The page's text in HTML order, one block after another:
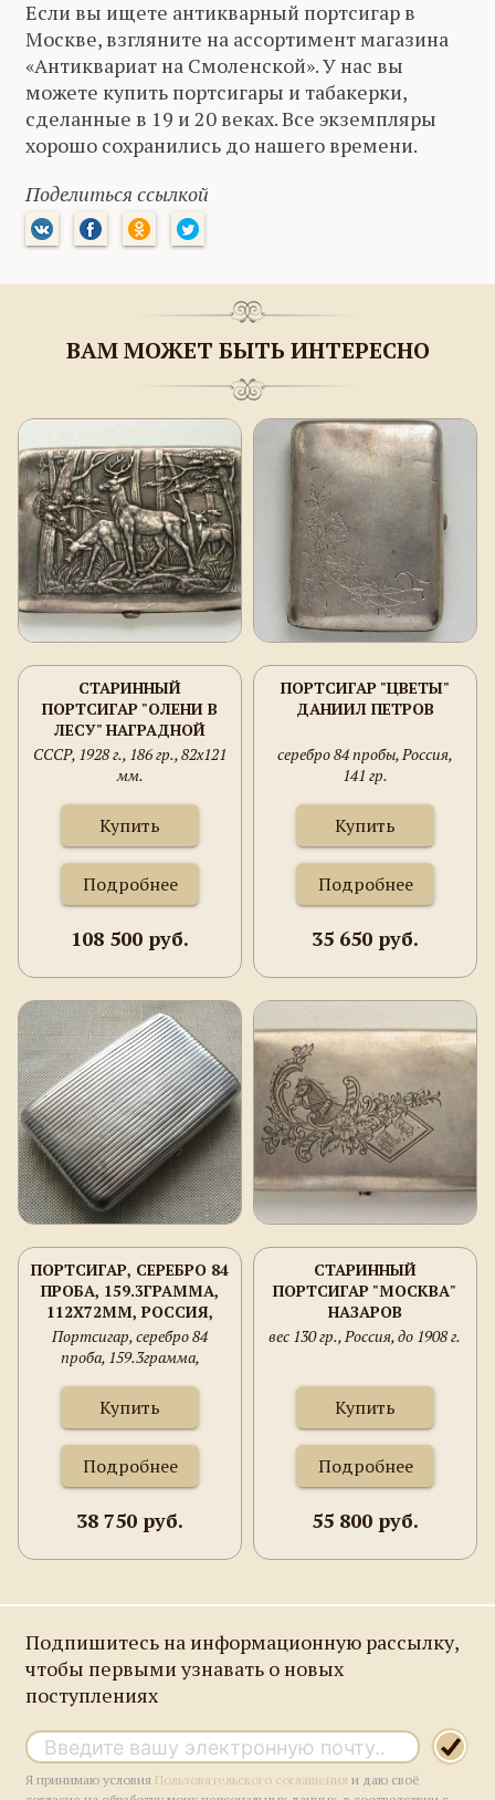
Если вы ищете антикварный портсигар в
Москве, взгляните на ассортимент магазина
«Антиквариат на Смоленской». У нас вы
можете купить портсигары и табакерки,
сделанные в 19 и 20 веках. Все экземпляры
хорошо сохранились до нашего времени.
Поделиться ссылкой
ВАМ МОЖЕТ БЫТЬ ИНТЕРЕСНО
СТАРИННЫЙ
ПОРТСИГАР "ОЛЕНИ В
ЛЕСУ" НАГРАДНОЙ
СССР, 1928 г., 186 гр., 82х121
мм.
Купить
Подробнее
108 500 руб.
ПОРТСИГАР "ЦВЕТЫ"
ДАНИИЛ ПЕТРОВ
серебро 84 пробы, Россия,
141 гр.
Купить
Подробнее
35 650 руб.
ПОРТСИГАР, СЕРЕБРО 84
ПРОБА, 159.3ГРАММА,
112Х72ММ, РОССИЯ,
МОСКВА, ФУЛЬД
АЛЕКСАНДР
Портсигар, серебро 84
проба, 159.3грамма,
Фульд Александр Иосифович
1880-90гг.
Купить
Подробнее
38 750 руб.
СТАРИННЫЙ
ПОРТСИГАР "МОСКВА"
НАЗАРОВ
вес 130 гр., Россия, до 1908 г.
Купить
Подробнее
55 800 руб.
Подпишитесь на информационную рассылку,
чтобы первыми узнавать о новых
поступлениях
Я принимаю условияПользовательского соглашения и даю своё